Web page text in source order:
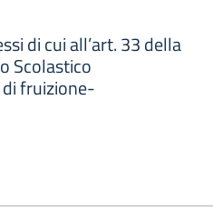
di cui all’art. 33 della
Scolastico
fruizione-